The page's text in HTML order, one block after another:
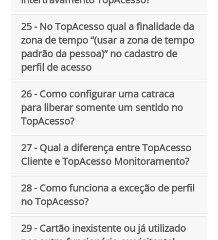
25 - No TopAcesso qual a finalidade da
zona de tempo “(usar a zona de tempo
padrão da pessoa)” no cadastro de
perfil de acesso
26 - Como configurar uma catraca
para liberar somente um sentido no
TopAcesso?
27 - Qual a diferença entre TopAcesso
Cliente e TopAcesso Monitoramento?
28 - Como funciona a exceção de perfil
no TopAcesso?
29 - Cartão inexistente ou já utilizado